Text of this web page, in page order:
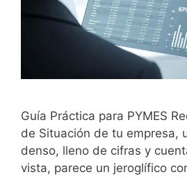
Guía Práctica para PYMES
de Situación de tu empresa,
denso, lleno de cifras y
vista, parece un jeroglífico